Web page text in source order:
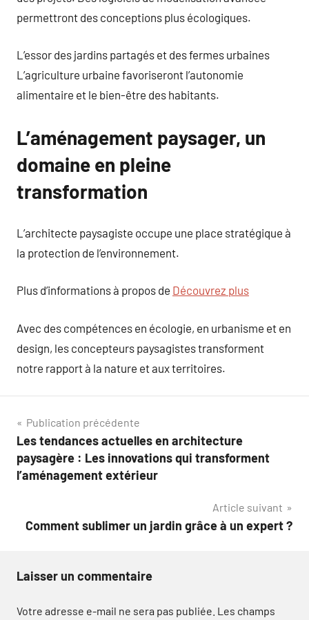
permettront des conceptions plus écologiques.
L’essor des jardins partagés et des fermes urbaines
L’agriculture urbaine favoriseront l’autonomie
alimentaire et le bien-être des habitants.
L’aménagement paysager, un
domaine en pleine
transformation
L’architecte paysagiste occupe une place stratégique à
la protection de l’environnement.
Plus d’informations à propos de Découvrez plus
Avec des compétences en écologie, en urbanisme et en
design, les concepteurs paysagistes transforment
notre rapport à la nature et aux territoires.
Navigation
de
l’article
Publication précédente
Les tendances actuelles en architecture
paysagère : Les innovations qui transforment
l’aménagement extérieur
Article suivant
Comment sublimer un jardin grâce à un expert ?
Laisser un commentaire
Votre adresse e-mail ne sera pas publiée. Les champs